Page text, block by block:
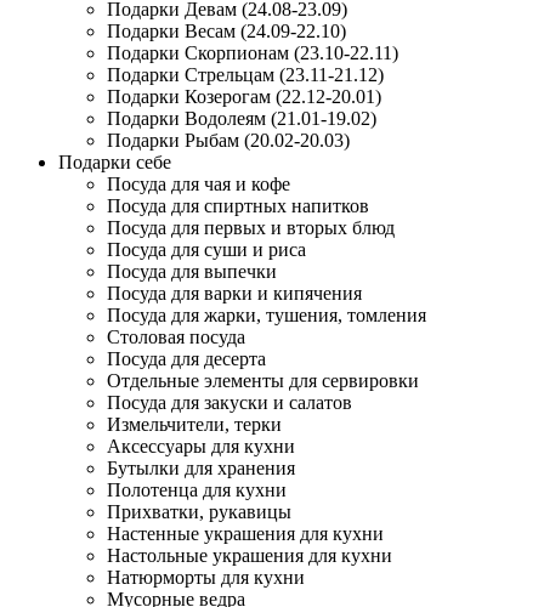
Подарки Девам (24.08-23.09)
Подарки Весам (24.09-22.10)
Подарки Скорпионам (23.10-22.11)
Подарки Стрельцам (23.11-21.12)
Подарки Козерогам (22.12-20.01)
Подарки Водолеям (21.01-19.02)
Подарки Рыбам (20.02-20.03)
Подарки себе
Посуда для чая и кофе
Посуда для спиртных напитков
Посуда для первых и вторых блюд
Посуда для суши и риса
Посуда для выпечки
Посуда для варки и кипячения
Посуда для жарки, тушения, томления
Столовая посуда
Посуда для десерта
Отдельные элементы для сервировки
Посуда для закуски и салатов
Измельчители, терки
Аксессуары для кухни
Бутылки для хранения
Полотенца для кухни
Прихватки, рукавицы
Настенные украшения для кухни
Настольные украшения для кухни
Натюрморты для кухни
Мусорные ведра